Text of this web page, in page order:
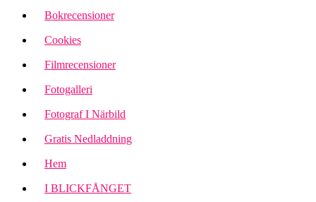
Bokrecensioner
Cookies
Filmrecensioner
Fotogalleri
Fotograf I Närbild
Gratis Nedladdning
Hem
I BLICKFÅNGET